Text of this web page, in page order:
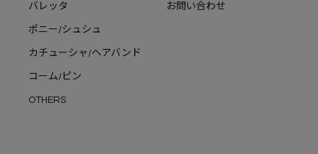
バレッタ
ポニー/シュシュ
カチューシャ/ヘアバンド
コーム/ピン
OTHERS
お問い合わせ